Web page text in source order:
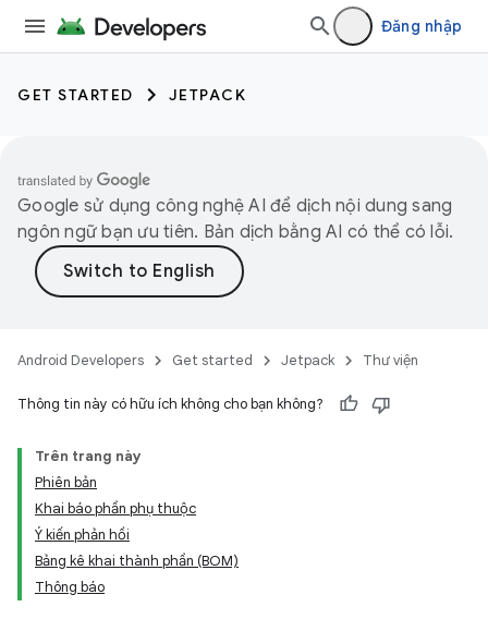
Đăng nhập
GET STARTED JETPACK
Google sử dụng công nghệ AI để dịch nội dung sang
ngôn ngữ bạn ưu tiên. Bản dịch bằng AI có thể có lỗi.
Android Developers Get started Jetpack Thư viện
Thông tin này có hữu ích không cho bạn không?
Trên trang này
Phiên bản
Khai báo phần phụ thuộc
Ý kiến phản hồi
Bảng kê khai thành phần (BOM)
Thông báo